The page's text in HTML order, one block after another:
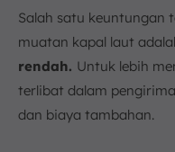
Salah satu keuntungan
muatan kapal laut
rendah. Untuk lebih
terlibat dalam
dan biaya tambahan.